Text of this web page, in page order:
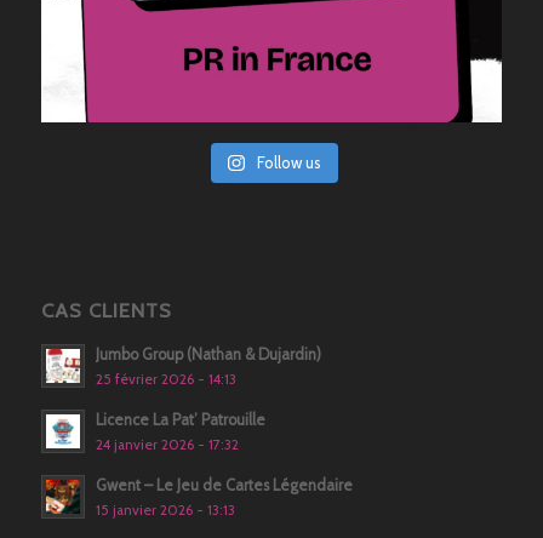
Follow us
CAS CLIENTS
Jumbo Group (Nathan & Dujardin)
25 février 2026 - 14:13
Licence La Pat’ Patrouille
24 janvier 2026 - 17:32
Gwent – Le Jeu de Cartes Légendaire
15 janvier 2026 - 13:13